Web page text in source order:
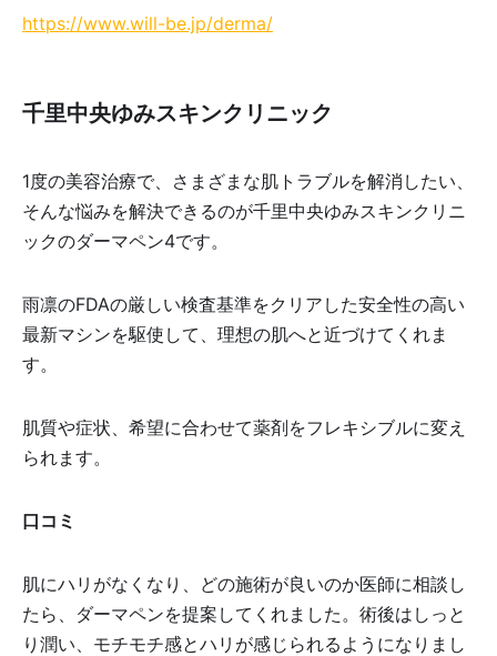
https://www.will-be.jp/derma/
千里中央ゆみスキンクリニック
1度の美容治療で、さまざまな肌トラブルを解消したい、
そんな悩みを解決できるのが千里中央ゆみスキンクリニ
ックのダーマペン4です。
雨凛のFDAの厳しい検査基準をクリアした安全性の高い
最新マシンを駆使して、理想の肌へと近づけてくれま
す。
肌質や症状、希望に合わせて薬剤をフレキシブルに変え
られます。
口コミ
肌にハリがなくなり、どの施術が良いのか医師に相談し
たら、ダーマペンを提案してくれました。術後はしっと
り潤い、モチモチ感とハリが感じられるようになりまし